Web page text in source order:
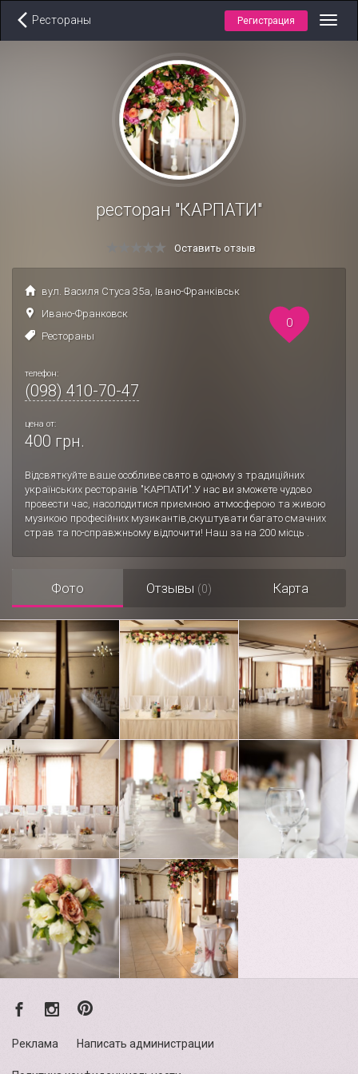
Рестораны Регистрация
ресторан "КАРПАТИ"
Оставить отзыв
вул. Василя Стуса 35а, Івано-Франківськ
Ивано-Франковск
Рестораны
телефон:
(098) 410-70-47
цена от:
400 грн.
Відсвяткуйте ваше особливе свято в одному з традиційних
українських ресторанів "КАРПАТИ".У нас ви зможете чудово
провести час, насолодитися приємною атмосферою та живою
музикою професійних музикантів,скуштувати багато смачних
страв та по-справжньому відпочити! Наш за на 200 місць .
0
Фото Отзывы (0) Карта
Реклама Написать администрации